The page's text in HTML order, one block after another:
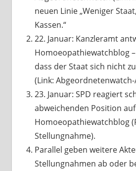
neuen Linie „Weniger
Kassen.“
22. Januar: Kanzleramt
Homoeopathiewatchblog
dass der Staat sich nicht
(Link:
23. Januar: SPD reagiert
abweichenden Position
Homoeopathiewatchblog
Stellungnahme).
Parallel geben weitere
Stellungnahmen ab oder